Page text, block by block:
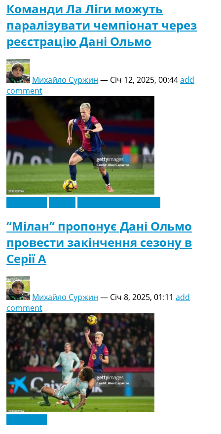
Команди Ла Ліги можуть
паралізувати чемпіонат через
реєстрацію Дані Ольмо
Михайло Суржин — Січ 12, 2025, 00:44add
comment
“Мілан” пропонує Дані Ольмо
провести закінчення сезону в
Серії А
Михайло Суржин — Січ 8, 2025, 01:11 add
comment